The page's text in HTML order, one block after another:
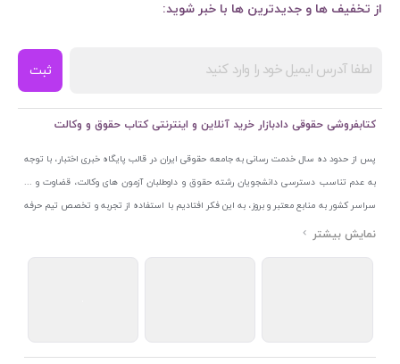
از تخفیف ها و جدیدترین ها با خبر شوید:
ثبت
کتابفروشی حقوقی دادبازار خرید آنلاین و اینترنتی کتاب حقوق و وکالت
پس از حدود ده سال خدمت رسانی به جامعه حقوقی ایران در قالب پایگاه خبری اختبار، با توجه
به عدم تناسب دسترسی دانشجویان رشته حقوق و داوطلبان آزمون های وکالت، قضاوت و ...
سراسر کشور به منابع معتبر و بروز، به این فکر افتادیم با استفاده از تجربه و تخصص تیم حرفه
ای اختبار خدمتی جدید به جامعه حقوقی ایران ارائه کنیم. به این منظور با راه اندازی و تجهیز
اتحادیه ناشران و کتابفروشان تهران به منظور ارائه مطمئن ترین خدمات مجموعه بسیار کامل و